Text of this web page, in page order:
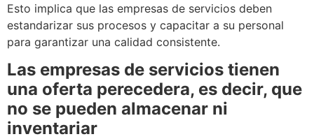
Esto implica que las empresas de servicios deben
estandarizar sus procesos y capacitar a su personal
para garantizar una calidad consistente.
Las empresas de servicios tienen
una oferta perecedera, es decir, que
no se pueden almacenar ni
inventariar